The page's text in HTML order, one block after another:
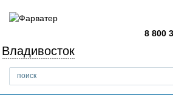
Владивосток
8 800